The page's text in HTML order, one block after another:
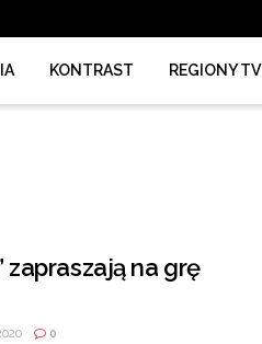
KONTRAST REGIONY TV
zapraszają na grę
0